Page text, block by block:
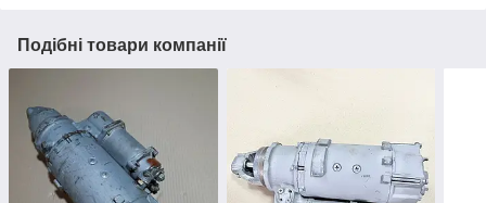
Подібні товари компанії